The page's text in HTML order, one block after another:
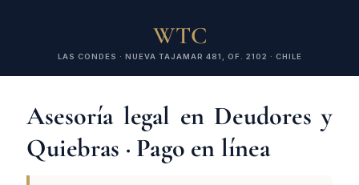
WTC
LAS CONDES · NUEVA TAJAMAR 481, OF. 2102 · CHILE
Asesoría legal en Deudores y
Quiebras · Pago en línea